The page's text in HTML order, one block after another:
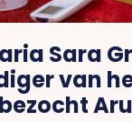
Sara
van